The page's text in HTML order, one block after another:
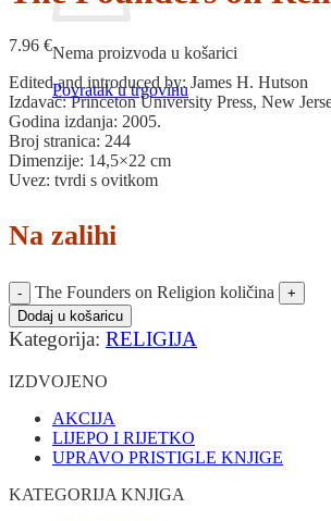
Nema proizvoda u košarici
Povratak u trgovinu
7.96 €
Edited and introduced by: James H. Hutson
Izdavač: Princeton University Press, New
Godina izdanja: 2005.
Broj stranica: 244
Dimenzije: 14,5×22 cm
Uvez: tvrdi s ovitkom
Na zalihi
The Founders on Religion količina
Dodaj u košaricu
Kategorija: RELIGIJA
IZDVOJENO
AKCIJA
LIJEPO I RIJETKO
UPRAVO PRISTIGLE KNJIGE
KATEGORIJA KNJIGA